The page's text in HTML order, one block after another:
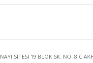
SİTESİ 19.BLOK SK. NO: 8 C